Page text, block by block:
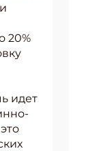
20%
идет